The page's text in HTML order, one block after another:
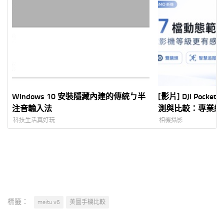
Windows 10 安裝隱藏內建的傳統ㄅ半
注音輸入法
科技生活真好玩
[影片] DJI Pocket
測與比較：專業級
Vlog 神器全解析
相機攝影
標籤： meitu v6 美圖手機比較